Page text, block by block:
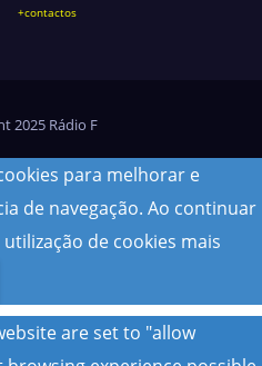
+contactos
2025 Rádio F
para melhorar e
de navegação. Ao continuar
de cookies mais
are set to "allow